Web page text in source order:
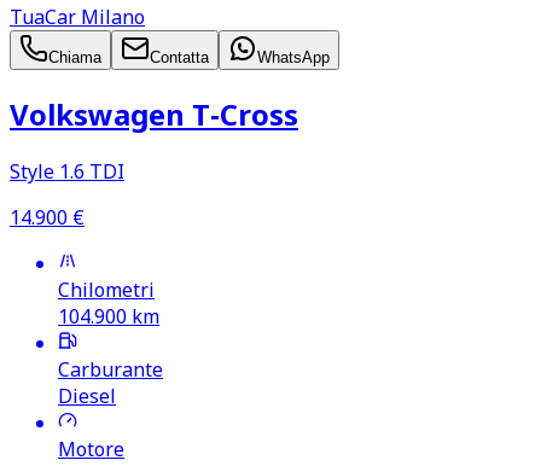
TuaCar Milano
Chiama Contatta WhatsApp
Volkswagen T‑Cross
Style 1.6 TDI
14.900 €
Chilometri
104.900 km
Carburante
Diesel
Motore